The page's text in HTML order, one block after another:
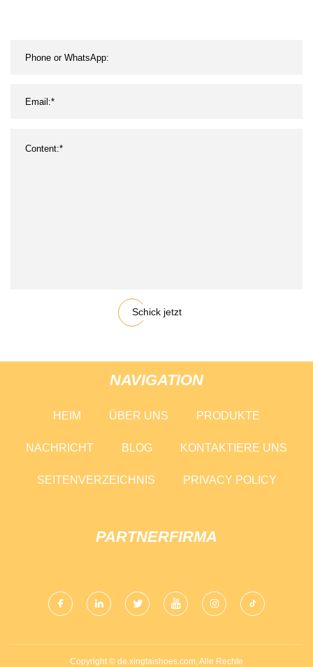
Schick jetzt
NAVIGATION
HEIM ÜBER UNS PRODUKTE
NACHRICHT BLOG KONTAKTIERE UNS
SEITENVERZEICHNIS PRIVACY POLICY
PARTNERFIRMA
Copyright © de.xingtaishoes.com, Alle Rechte